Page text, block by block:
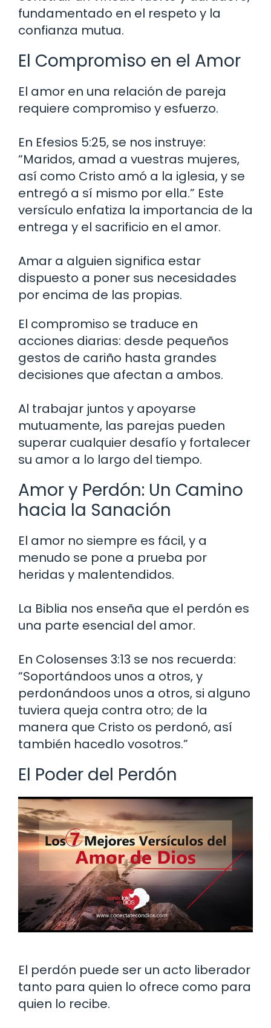
fundamentado en el respeto y la
confianza mutua.
El Compromiso en el Amor
El amor en una relación de pareja
requiere compromiso y esfuerzo.
En Efesios 5:25, se nos instruye:
“Maridos, amad a vuestras mujeres,
así como Cristo amó a la iglesia, y se
entregó a sí mismo por ella.” Este
versículo enfatiza la importancia de la
entrega y el sacrificio en el amor.
Amar a alguien significa estar
dispuesto a poner sus necesidades
por encima de las propias.
El compromiso se traduce en
acciones diarias: desde pequeños
gestos de cariño hasta grandes
decisiones que afectan a ambos.
Al trabajar juntos y apoyarse
mutuamente, las parejas pueden
superar cualquier desafío y fortalecer
su amor a lo largo del tiempo.
Amor y Perdón: Un Camino
hacia la Sanación
El amor no siempre es fácil, y a
menudo se pone a prueba por
heridas y malentendidos.
La Biblia nos enseña que el perdón es
una parte esencial del amor.
En Colosenses 3:13 se nos recuerda:
“Soportándoos unos a otros, y
perdonándoos unos a otros, si alguno
tuviera queja contra otro; de la
manera que Cristo os perdonó, así
también hacedlo vosotros.”
El Poder del Perdón
El perdón puede ser un acto liberador
tanto para quien lo ofrece como para
quien lo recibe.